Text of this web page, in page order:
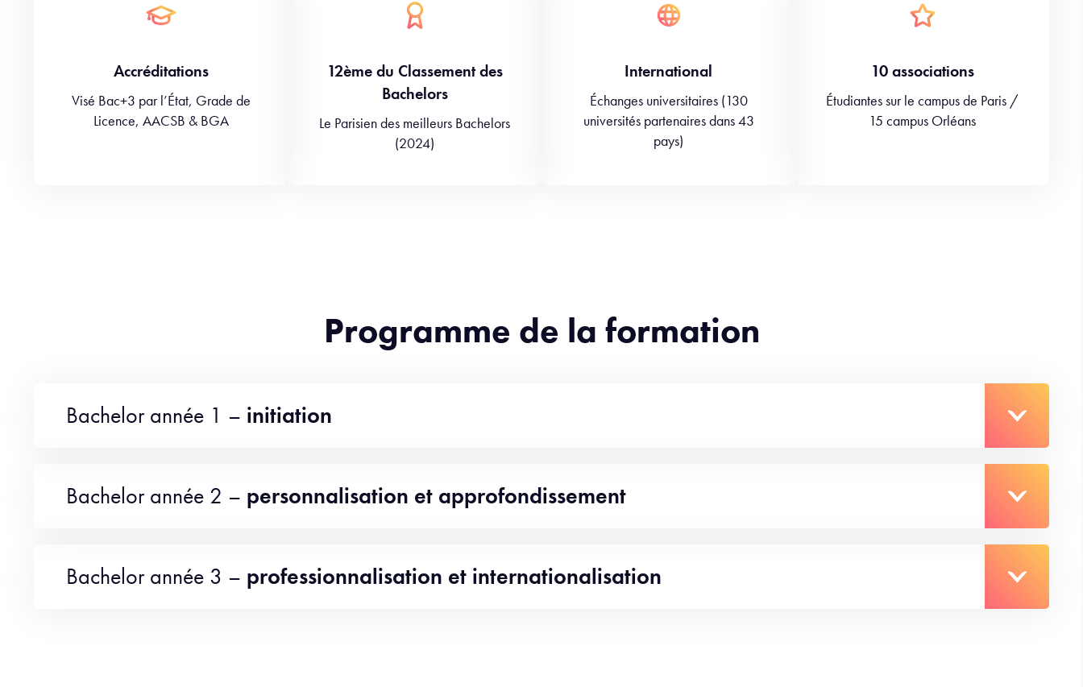
Accréditations
Visé Bac+3 par l’État, Grade de
Licence, AACSB & BGA
12ème du Classement des
Bachelors
Le Parisien des meilleurs Bachelors
(2024)
International
Échanges universitaires (130
universités partenaires dans 43
pays)
10 associations
Étudiantes sur le campus de Paris /
15 campus Orléans
Programme de la formation
Bachelor année 1 – initiation
Bachelor année 2 – personnalisation et approfondissement
Bachelor année 3 – professionnalisation et internationalisation